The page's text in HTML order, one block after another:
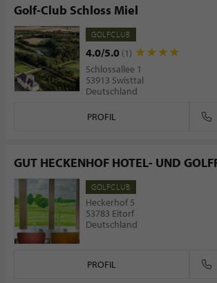
Golf-Club Schloss Miel
GOLFCLUB
4.0/5.0 (1)
Schlossallee 1
53913 Swisttal
Deutschland
PROFIL
GUT HECKENHOF HOTEL- UND
GOLFCLUB
Heckerhof 5
53783 Eitorf
Deutschland
PROFIL